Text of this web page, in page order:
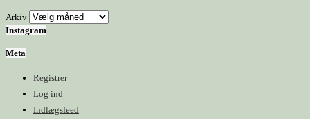
Arkiv
Instagram
Meta
Registrer
Log ind
Indlægsfeed